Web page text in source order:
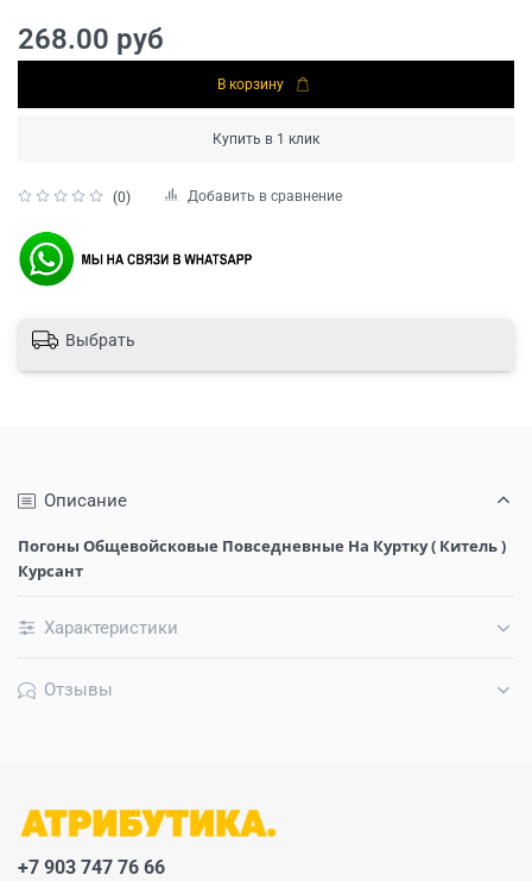
(0) Добавить в сравнение
268.00 руб
В корзину
Купить в 1 клик
Выбрать
Описание
Погоны Общевойсковые Повседневные На Куртку ( Китель )
Курсант
Характеристики
Отзывы
+7 903 747 76 66